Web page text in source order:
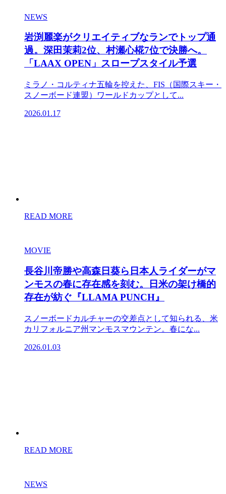
NEWS
岩渕麗楽がクリエイティブなランでトップ通
過。深田茉莉2位、村瀬心椛7位で決勝へ。
「LAAX OPEN」スロープスタイル予選
ミラノ・コルティナ五輪を控えた、FIS（国際スキー・
スノーボード連盟）ワールドカップとして...
2026.01.17
READ MORE
MOVIE
長谷川帝勝や高森日葵ら日本人ライダーがマ
ンモスの春に存在感を刻む。日米の架け橋的
存在が紡ぐ『LLAMA PUNCH』
スノーボードカルチャーの交差点として知られる、米
カリフォルニア州マンモスマウンテン。春にな...
2026.01.03
READ MORE
NEWS